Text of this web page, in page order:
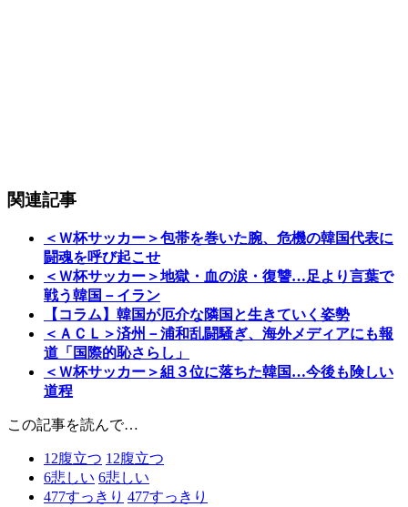
関連記事
＜Ｗ杯サッカー＞包帯を巻いた腕、危機の韓国代表に
闘魂を呼び起こせ
＜Ｗ杯サッカー＞地獄・血の涙・復讐…足より言葉で
戦う韓国－イラン
【コラム】韓国が厄介な隣国と生きていく姿勢
＜ＡＣＬ＞済州－浦和乱闘騒ぎ、海外メディアにも報
道「国際的恥さらし」
＜Ｗ杯サッカー＞組３位に落ちた韓国…今後も険しい
道程
この記事を読んで…
12腹立つ 12腹立つ
6悲しい 6悲しい
477すっきり 477すっきり